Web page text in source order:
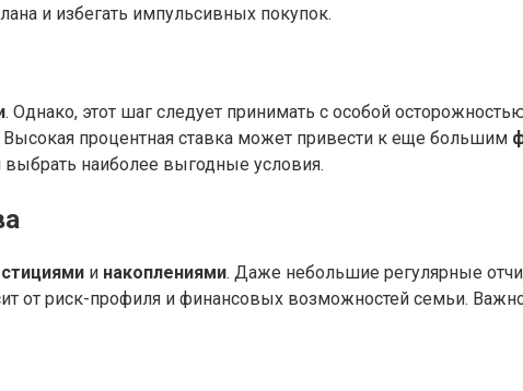
и избегать импульсивных покупок.
. Однако, этот шаг следует принимать с особой
процентная ставка может привести к еще большим
наиболее выгодные условия.
и накоплениями. Даже небольшие регулярные
от риск-профиля и финансовых возможностей семьи.